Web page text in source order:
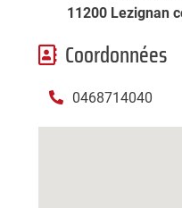
11200 Lezignan
Coordonnées
0468714040